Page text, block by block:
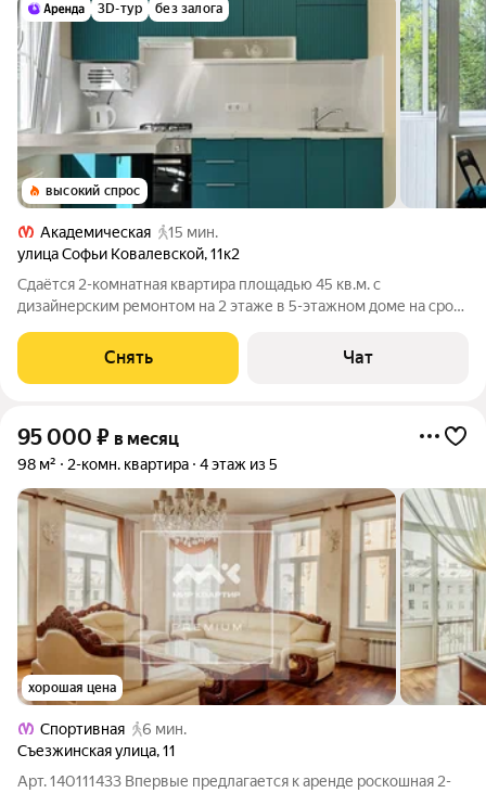
3D-тур без залога
высокий спрос
Академическая
15 мин.
улица Софьи Ковалевской,11к2
Сдаётся 2-комнатная квартира площадью 45 кв.м. с
дизайнерским ремонтом на 2 этаже в 5-этажном доме на срок
квартира после капитального ремонта. Из техники есть:
Духовой шкаф Стиральная машина
Снять Чат
95 000 ₽ в месяц
98 м² 2-комн. квартира 4 этаж из 5
хорошая цена
Спортивная
6 мин.
Съезжинская улица,11
Арт. 140111433 Впервые предлагается к аренде роскошная 2-